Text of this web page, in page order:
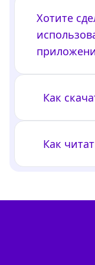
Хотите
Как
Как